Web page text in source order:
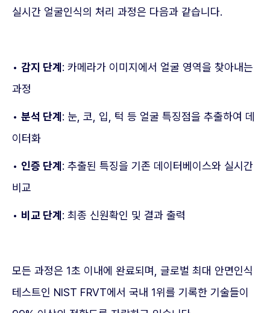
실시간 얼굴인식의 처리 과정은 다음과 같습니다.
• 감지 단계 : 카메라가 이미지에서 얼굴 영역을 찾아내는
과정
• 분석 단계 : 눈, 코, 입, 턱 등 얼굴 특징점을 추출하여 데
이터화
• 인증 단계 : 추출된 특징을 기존 데이터베이스와 실시간
비교
• 비교 단계 : 최종 신원확인 및 결과 출력
모든 과정은 1초 이내에 완료되며, 글로벌 최대 안면인식
테스트인 NIST FRVT에서 국내 1위를 기록한 기술들이